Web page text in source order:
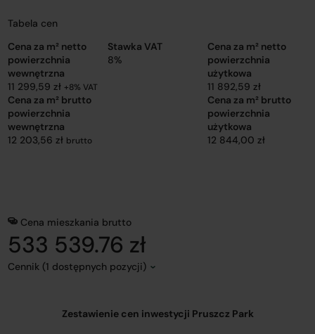
Tabela cen
Cena za m² netto
powierzchnia
wewnętrzna
11 299,59 zł+8% VAT
Stawka VAT
8%
Cena za m² netto
powierzchnia
użytkowa
11 892,59 zł
Cena za m² brutto
powierzchnia
wewnętrzna
12 203,56 zł brutto
Cena za m² brutto
powierzchnia
użytkowa
12 844,00 zł
Cena mieszkania brutto
533 539.76 zł
Cennik (1 dostępnych pozycji)
Zestawienie cen inwestycji Pruszcz Park